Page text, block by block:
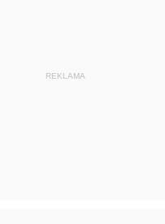
REKLAMA